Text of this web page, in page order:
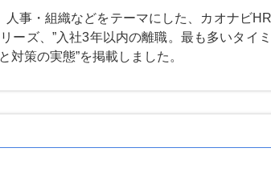
人事・組織などをテーマにした、カオナビ
ーズ、”入社3年以内の離職。最も多いタイ
対策の実態”を掲載しました。